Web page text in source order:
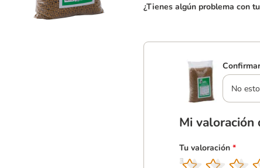
¿Tienes algún problema con
No
Mi valoración
Tu valoración *
1
2
3
4
5